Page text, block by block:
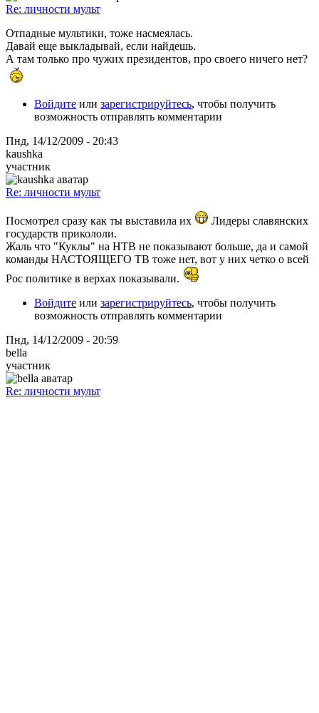
Re: личности мульт
Отпадные мультики, тоже насмеялась.
Давай еще выкладывай, если найдешь.
А там только про чужих президентов, про своего ничего нет?
Войдите или зарегистрируйтесь, чтобы получить
возможность отправлять комментарии
Пнд, 14/12/2009 - 20:43
kaushka
участник
Re: личности мульт
Посмотрел сразу как ты выставила их
Лидеры славянских
государств прикололи.
Жаль что "Куклы" на НТВ не показывают больше, да и самой
команды НАСТОЯЩЕГО ТВ тоже нет, вот у них четко о всей
Рос политике в верхах показывали.
Войдите или зарегистрируйтесь, чтобы получить
возможность отправлять комментарии
Пнд, 14/12/2009 - 20:59
bella
участник
Re: личности мульт